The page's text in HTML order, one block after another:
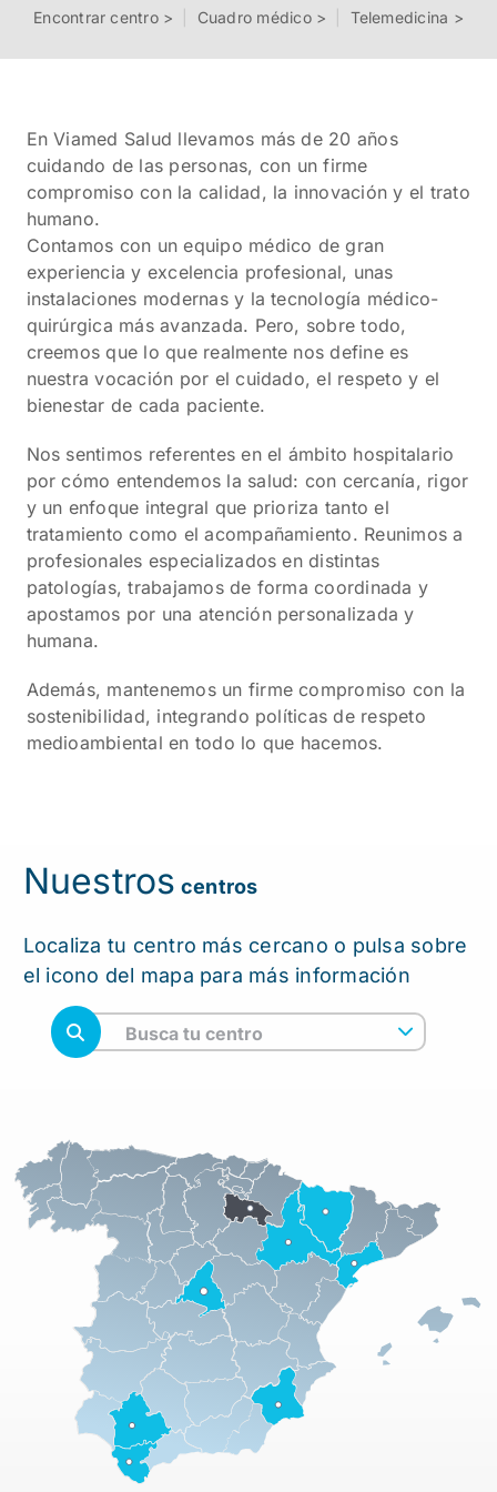
Encontrar centro > Cuadro médico > Telemedicina >
En Viamed Salud llevamos más de 20 años
cuidando de las personas, con un firme
compromiso con la calidad, la innovación y el trato
humano.
Contamos con un equipo médico de gran
experiencia y excelencia profesional, unas
instalaciones modernas y la tecnología médico-
quirúrgica más avanzada. Pero, sobre todo,
creemos que lo que realmente nos define es
nuestra vocación por el cuidado, el respeto y el
bienestar de cada paciente.
Nos sentimos referentes en el ámbito hospitalario
por cómo entendemos la salud: con cercanía, rigor
y un enfoque integral que prioriza tanto el
tratamiento como el acompañamiento. Reunimos a
profesionales especializados en distintas
patologías, trabajamos de forma coordinada y
apostamos por una atención personalizada y
humana.
Además, mantenemos un firme compromiso con la
sostenibilidad, integrando políticas de respeto
medioambiental en todo lo que hacemos.
Nuestros centros
Localiza tu centro más cercano o pulsa sobre
el icono del mapa para más información